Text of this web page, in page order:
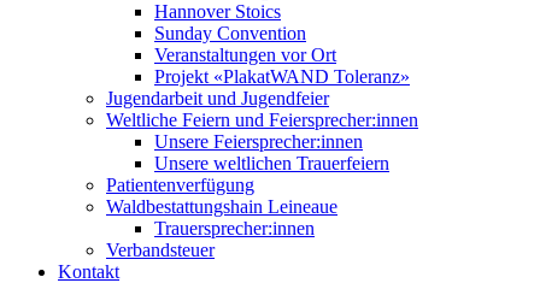
Hannover Stoics
Sunday Convention
Veranstaltungen vor Ort
Projekt «PlakatWAND Toleranz»
Jugendarbeit und Jugendfeier
Weltliche Feiern und Feiersprecher:innen
Unsere Feiersprecher:innen
Unsere weltlichen Trauerfeiern
Patientenverfügung
Waldbestattungshain Leineaue
Trauersprecher:innen
Verbandsteuer
Kontakt